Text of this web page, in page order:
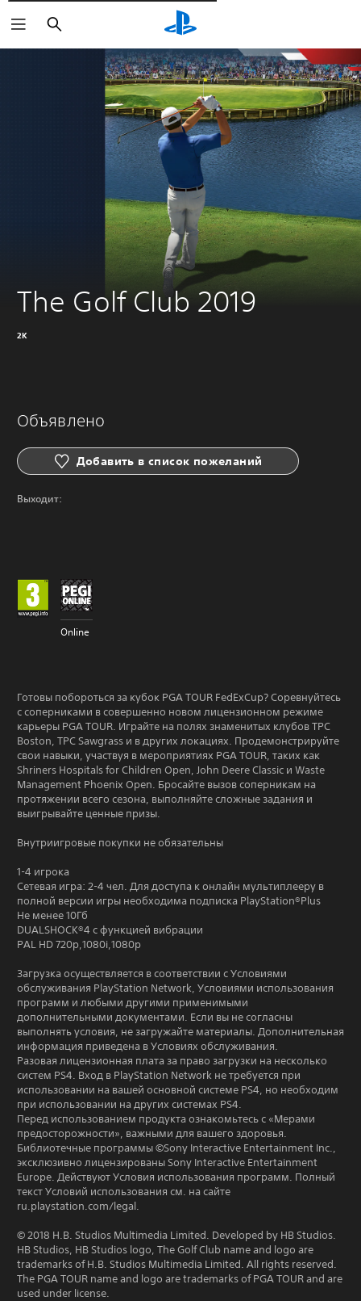
Поиск
The Golf Club 2019
2K
Объявлено
Добавить в список пожеланий
Выходит:
Online
Готовы побороться за кубок PGA TOUR FedExCup? Соревнуйтесь
с соперниками в совершенно новом лицензионном режиме
карьеры PGA TOUR. Играйте на полях знаменитых клубов TPC
Boston, TPC Sawgrass и в других локациях. Продемонстрируйте
свои навыки, участвуя в мероприятиях PGA TOUR, таких как
Shriners Hospitals for Children Open, John Deere Classic и Waste
Management Phoenix Open. Бросайте вызов соперникам на
протяжении всего сезона, выполняйте сложные задания и
выигрывайте ценные призы.
Внутриигровые покупки не обязательны
1-4 игрока
Сетевая игра: 2-4 чел. Для доступа к онлайн мультиплееру в
полной версии игры необходима подписка PlayStation®Plus
Не менее 10Гб
DUALSHOCK®4 с функцией вибрации
PAL HD 720p,1080i,1080p
Загрузка осуществляется в соответствии с Условиями
обслуживания PlayStation Network, Условиями использования
программ и любыми другими применимыми
дополнительными документами. Если вы не согласны
выполнять условия, не загружайте материалы. Дополнительная
информация приведена в Условиях обслуживания.
Разовая лицензионная плата за право загрузки на несколько
систем PS4. Вход в PlayStation Network не требуется при
использовании на вашей основной системе PS4, но необходим
при использовании на других системах PS4.
Перед использованием продукта ознакомьтесь с «Мерами
предосторожности», важными для вашего здоровья.
Библиотечные программы ©Sony Interactive Entertainment Inc.,
эксклюзивно лицензированы Sony Interactive Entertainment
Europe. Действуют Условия использования программ. Полный
текст Условий использования см. на сайте
ru.playstation.com/legal.
© 2018 H.B. Studios Multimedia Limited. Developed by HB Studios.
HB Studios, HB Studios logo, The Golf Club name and logo are
trademarks of H.B. Studios Multimedia Limited. All rights reserved.
The PGA TOUR name and logo are trademarks of PGA TOUR and are
used under license.